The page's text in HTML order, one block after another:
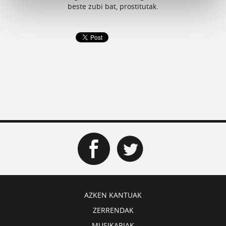
beste zubi bat, prostitutak.
AZKEN KANTUAK
ZERRENDAK